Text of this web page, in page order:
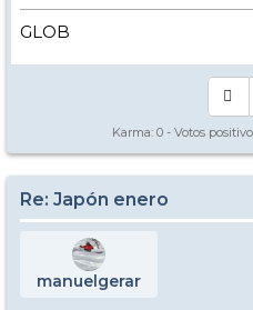
GLOB
Karma: 0 - Votos
Re: Japón enero
manuelgerar